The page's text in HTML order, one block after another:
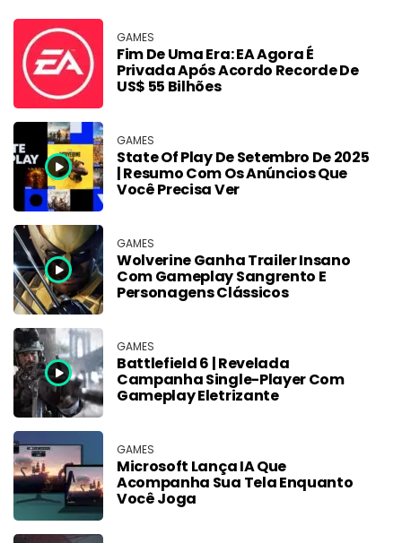
GAMES
Fim De Uma Era: EA Agora É
Privada Após Acordo Recorde De
US$ 55 Bilhões
GAMES
State Of Play De Setembro De 2025
| Resumo Com Os Anúncios Que
Você Precisa Ver
GAMES
Wolverine Ganha Trailer Insano
Com Gameplay Sangrento E
Personagens Clássicos
GAMES
Battlefield 6 | Revelada
Campanha Single-Player Com
Gameplay Eletrizante
GAMES
Microsoft Lança IA Que
Acompanha Sua Tela Enquanto
Você Joga